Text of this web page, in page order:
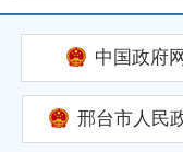
中国政府网
邢台市人民